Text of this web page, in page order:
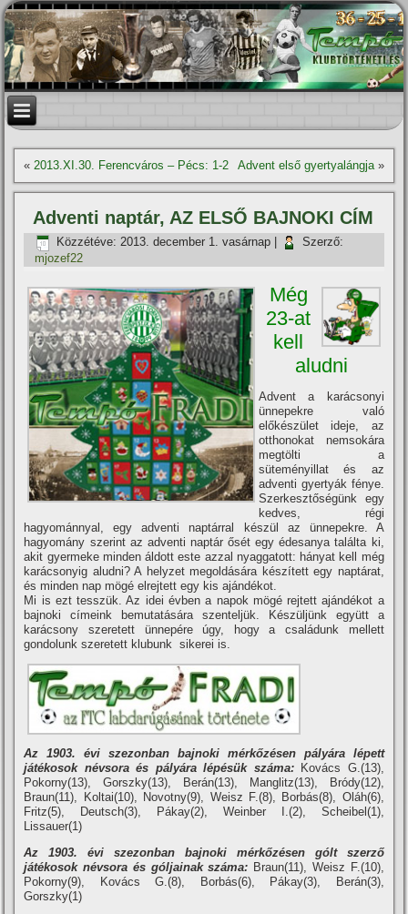
«2013.XI.30. Ferencváros – Pécs: 1-2 Advent első gyertyalángja»
Adventi naptár, AZ ELSŐ BAJNOKI CÍM
Közzétéve: 2013. december 1. vasárnap
Szerző:
mjozef22
Még
23-at
kell
aludni
Advent a karácsonyi
ünnepekre való
előkészület ideje, az
otthonokat nemsokára
megtölti a
süteményillat és az
adventi gyertyák fénye.
Szerkesztőségünk egy
kedves, régi
hagyománnyal, egy adventi naptárral készül az ünnepekre. A
hagyomány szerint az adventi naptár ősét egy édesanya találta ki,
akit gyermeke minden áldott este azzal nyaggatott: hányat kell még
karácsonyig aludni? A helyzet megoldására készí­tett egy naptárat,
és minden nap mögé elrejtett egy kis ajándékot.
Mi is ezt tesszük. Az idei évben a napok mögé rejtett ajándékot a
bajnoki cí­meink bemutatására szenteljük. Készüljünk együtt a
karácsony szeretett ünnepére úgy, hogy a családunk mellett
gondolunk szeretett klubunk sikerei is.
Az 1903. évi szezonban bajnoki mérkőzésen pályára lépett
játékosok névsora és pályára lépésük száma:Kovács G.(13),
Pokorny(13), Gorszky(13), Berán(13), Manglitz(13), Bródy(12),
Braun(11), Koltai(10), Novotny(9), Weisz F.(8), Borbás(8), Oláh(6),
Fritz(5), Deutsch(3), Pákay(2), Weinber I.(2), Scheibel(1),
Lissauer(1)
Az 1903. évi szezonban bajnoki mérkőzésen gólt szerző
játékosok névsora és góljainak száma: Braun(11), Weisz F.(10),
Pokorny(9), Kovács G.(8), Borbás(6), Pákay(3), Berán(3),
Gorszky(1)